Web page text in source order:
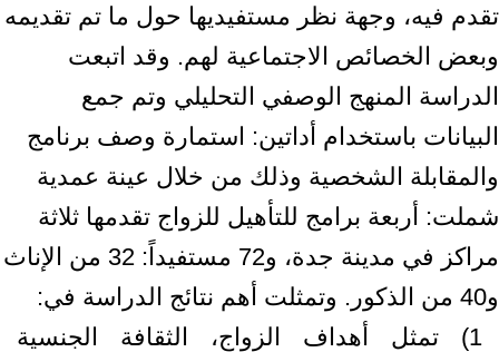
تقدم فيه، وجهة نظر مستفيديها حول ما تم تقديمه
وبعض الخصائص الاجتماعية لهم. وقد اتبعت
الدراسة المنهج الوصفي التحليلي وتم جمع
البيانات باستخدام أداتين: استمارة وصف برنامج
والمقابلة الشخصية وذلك من خلال عينة عمدية
شملت: أربعة برامج للتأهيل للزواج تقدمها ثلاثة
مراكز في مدينة جدة، و72 مستفيداً: 32 من الإناث
و40 من الذكور. وتمثلت أهم نتائج الدراسة في:
1) تمثل أهداف الزواج، الثقافة الجنسية